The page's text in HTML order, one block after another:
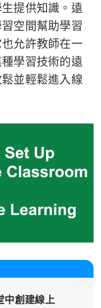
提供知識。遠
空間幫助學習
允許教師在一
學習技術的遠
並輕鬆進入線
中創建線上